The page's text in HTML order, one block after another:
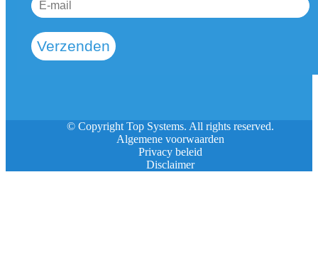
Verzenden
© Copyright Top Systems. All rights reserved.
Algemene voorwaarden
Privacy beleid
Disclaimer